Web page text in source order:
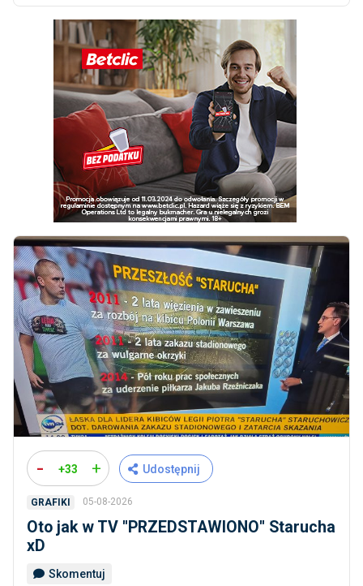
- +33 + Udostępnij
GRAFIKI 05-08-2026
Oto jak w TV ''PRZEDSTAWIONO'' Starucha
xD
Skomentuj